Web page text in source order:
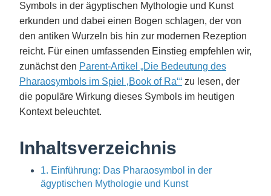
Symbols in der ägyptischen Mythologie und Kunst
erkunden und dabei einen Bogen schlagen, der von
den antiken Wurzeln bis hin zur modernen Rezeption
reicht. Für einen umfassenden Einstieg empfehlen wir,
zunächst den Parent-Artikel „Die Bedeutung des
Pharaosymbols im Spiel ‚Book of Ra‘“ zu lesen, der
die populäre Wirkung dieses Symbols im heutigen
Kontext beleuchtet.
Inhaltsverzeichnis
1. Einführung: Das Pharaosymbol in der
ägyptischen Mythologie und Kunst